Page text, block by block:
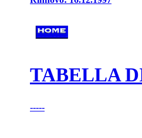
TABELLA
-----